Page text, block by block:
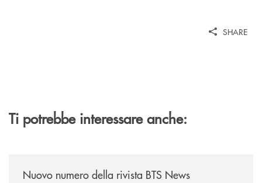
SHARE
Ti potrebbe interessare anche:
Nuovo numero della rivista BTS News